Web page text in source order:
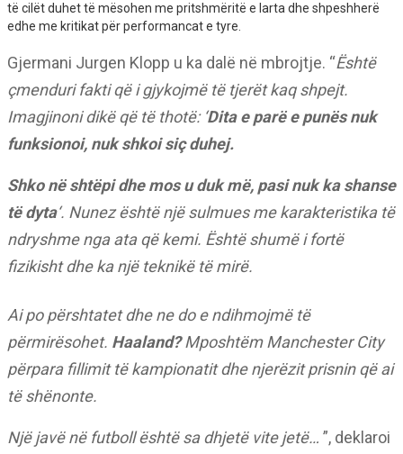
të cilët duhet të mësohen me pritshmëritë e larta dhe shpeshherë
edhe me kritikat për performancat e tyre.
Gjermani Jurgen Klopp u ka dalë në mbrojtje. “Është
çmenduri fakti që i gjykojmë të tjerët kaq shpejt.
Imagjinoni dikë që të thotë: ‘Dita e parë e punës nuk
funksionoi, nuk shkoi siç duhej.
Shko në shtëpi dhe mos u duk më, pasi nuk ka shanse
të dyta‘. Nunez është një sulmues me karakteristika të
ndryshme nga ata që kemi. Është shumë i fortë
fizikisht dhe ka një teknikë të mirë.
Ai po përshtatet dhe ne do e ndihmojmë të
përmirësohet. Haaland?Mposhtëm Manchester City
përpara fillimit të kampionatit dhe njerëzit prisnin që ai
të shënonte.
Një javë në futboll është sa dhjetë vite jetë… ”, deklaroi